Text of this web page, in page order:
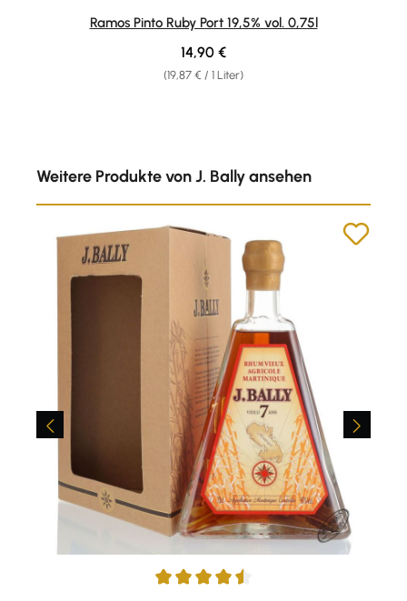
Durchschnittliche Bewertung von 4.88 von 5 Sternen
Ramos Pinto Ruby Port 19,5% vol. 0,75l
(19,87 € / 1 Liter)
Regulärer Preis:
14,90 €
Weitere Produkte von J. Bally ansehen